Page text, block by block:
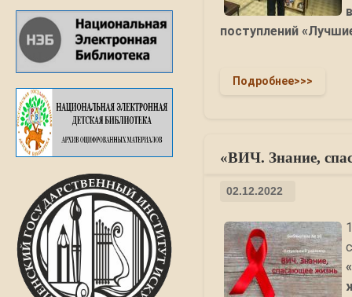
поступлений
Подробнее>>>
«ВИЧ. Знание,
02.12.2022